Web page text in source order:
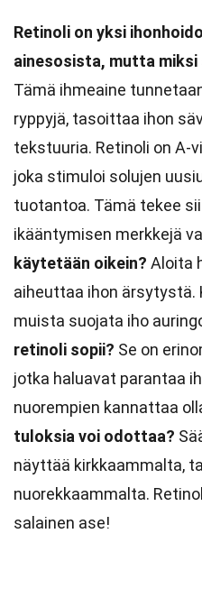
Retinoli on yksi
ainesosista, mutta miksi
Tämä ihmeaine
ryppyjä, tasoittaa ihon
tekstuuria. Retinoli on A-
joka stimuloi solujen
tuotantoa. Tämä tekee
ikääntymisen merkkejä
käytetään oikein? Aloita
aiheuttaa ihon ärsytystä.
muista suojata iho
retinoli sopii? Se on
jotka haluavat parantaa
nuorempien kannattaa
tuloksia voi odottaa?
näyttää kirkkaammalta,
nuorekkaammalta.
salainen ase!